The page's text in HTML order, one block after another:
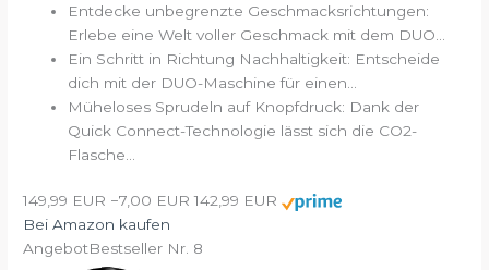
Entdecke unbegrenzte Geschmacksrichtungen:
Erlebe eine Welt voller Geschmack mit dem DUO...
Ein Schritt in Richtung Nachhaltigkeit: Entscheide
dich mit der DUO-Maschine für einen...
Müheloses Sprudeln auf Knopfdruck: Dank der
Quick Connect-Technologie lässt sich die CO2-
Flasche...
149,99 EUR −7,00 EUR 142,99 EUR
Bei Amazon kaufen
AngebotBestseller Nr. 8